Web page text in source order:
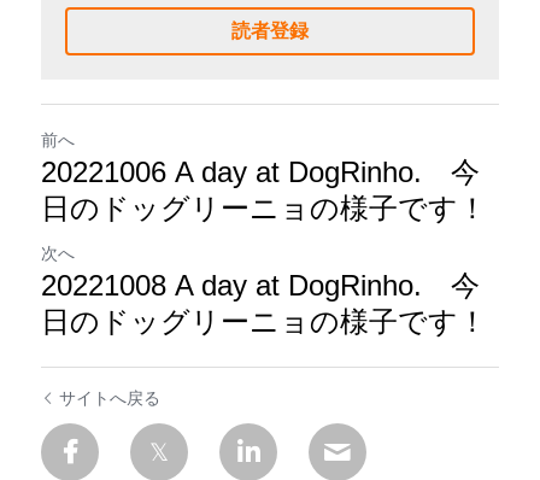
読者登録
前へ
20221006 A day at DogRinho. 今
日のドッグリーニョの様子です！
次へ
20221008 A day at DogRinho. 今
日のドッグリーニョの様子です！
サイトへ戻る